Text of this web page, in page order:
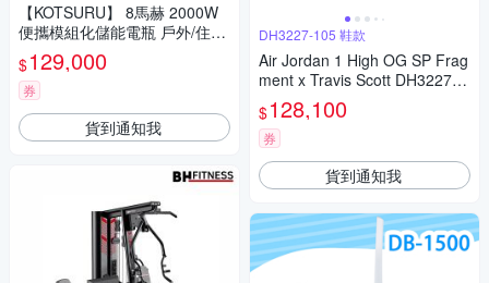
【KOTSURU】 8馬赫 2000W
便攜模組化儲能電瓶 戶外/住宅/
商辦 一主機1536Wh
$129,000
券
貨到通知我
DH3227-105 鞋款
Air Jordan 1 High OG SP Frag
ment x Travis Scott DH3227-1
05
$128,100
券
貨到通知我